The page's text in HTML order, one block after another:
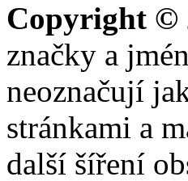
Copyright ©
značky a
neoznačují
stránkami a
další šíření